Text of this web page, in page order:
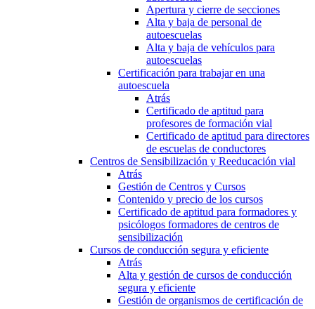
Apertura y cierre de secciones
Alta y baja de personal de
autoescuelas
Alta y baja de vehículos para
autoescuelas
Certificación para trabajar en una
autoescuela
Atrás
Certificado de aptitud para
profesores de formación vial
Certificado de aptitud para directores
de escuelas de conductores
Centros de Sensibilización y Reeducación vial
Atrás
Gestión de Centros y Cursos
Contenido y precio de los cursos
Certificado de aptitud para formadores y
psicólogos formadores de centros de
sensibilización
Cursos de conducción segura y eficiente
Atrás
Alta y gestión de cursos de conducción
segura y eficiente
Gestión de organismos de certificación de